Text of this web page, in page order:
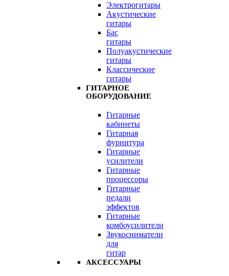
Электрогитары
Акустические
гитары
Бас
гитары
Полуакустические
гитары
Классические
гитары
ГИТАРНОЕ
ОБОРУДОВАНИЕ
Гитарные
кабинеты
Гитарная
фурнитура
Гитарные
усилители
Гитарные
процессоры
Гитарные
педали
эффектов
Гитарные
комбоусилители
Звукосниматели
для
гитар
АКСЕССУАРЫ